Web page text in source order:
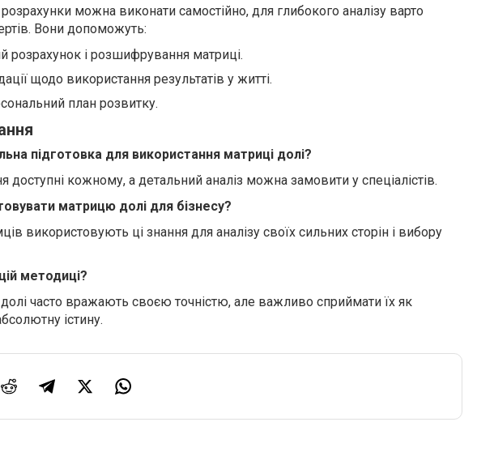
можна виконати самостійно, для глибокого аналізу варто
Вони допоможуть:
розрахунок і розшифрування матриці.
щодо використання результатів у житті.
план розвитку.
підготовка для використання матриці долі?
доступні кожному, а детальний аналіз можна замовити у спеціалістів.
матрицю долі для бізнесу?
використовують ці знання для аналізу своїх сильних сторін і вибору
методиці?
долі часто вражають своєю точністю, але важливо сприймати їх як
істину.